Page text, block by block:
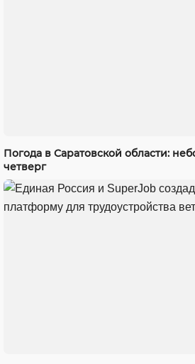
Погода в Саратовской области:
четверг